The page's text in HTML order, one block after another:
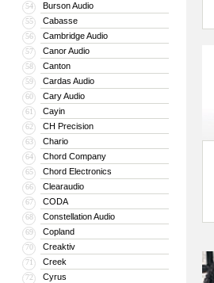
54 Burson Audio
55 Cabasse
56 Cambridge Audio
57 Canor Audio
58 Canton
59 Cardas Audio
60 Cary Audio
61 Cayin
62 CH Precision
63 Chario
64 Chord Company
65 Chord Electronics
66 Clearaudio
67 CODA
68 Constellation Audio
69 Copland
70 Creaktiv
71 Creek
72 Cyrus